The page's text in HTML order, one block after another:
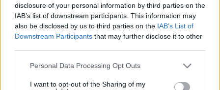
disclosure of your personal information by third parties on the
IAB’s list of downstream participants. This information may
also be disclosed by us to third parties on the IAB’s List of
Downstream Participants that may further disclose it to other
Please note that this website/app uses one or more Google
not limited to your visit or usage behaviour. You may click to
Personal Data Processing Opt Outs
I want to opt-out of the Sharing of my
λανθασμένα ότι τα μέτρα αφομοιώνονται αμέσως
05.06.2019, 12:20 45